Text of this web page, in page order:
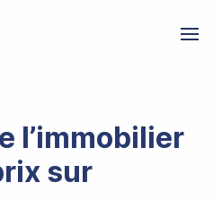
l’immobilier
sur